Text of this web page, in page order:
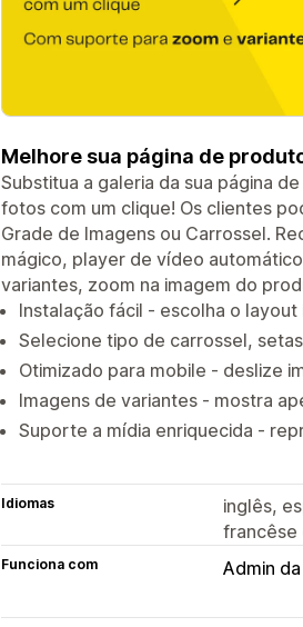
Melhore sua página de
Substitua a galeria da sua página
fotos com um clique! Os clientes
Grade de Imagens ou Carrossel.
mágico, player de vídeo
variantes, zoom na imagem do
Instalação fácil - escolha o layout
Selecione tipo de carrossel,
Otimizado para mobile - deslize
Imagens de variantes - mostra
Suporte a mídia enriquecida -
Idiomas
inglês,
francêse
Funciona com Admin